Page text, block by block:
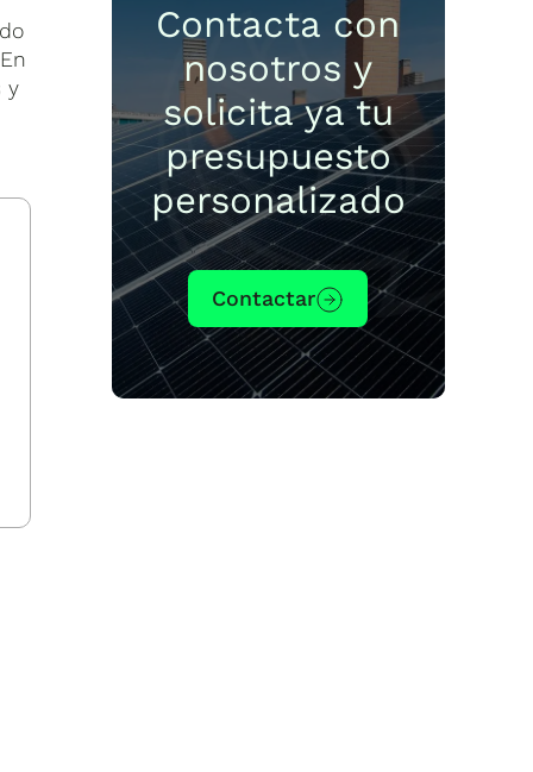
y
Contacta con
nosotros y
solicita ya tu
presupuesto
personalizado
Contactar